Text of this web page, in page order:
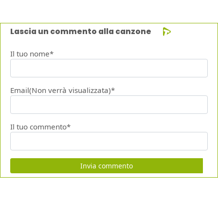
Lascia un commento alla canzone
Il tuo nome*
Email(Non verrà visualizzata)*
Il tuo commento*
Invia commento